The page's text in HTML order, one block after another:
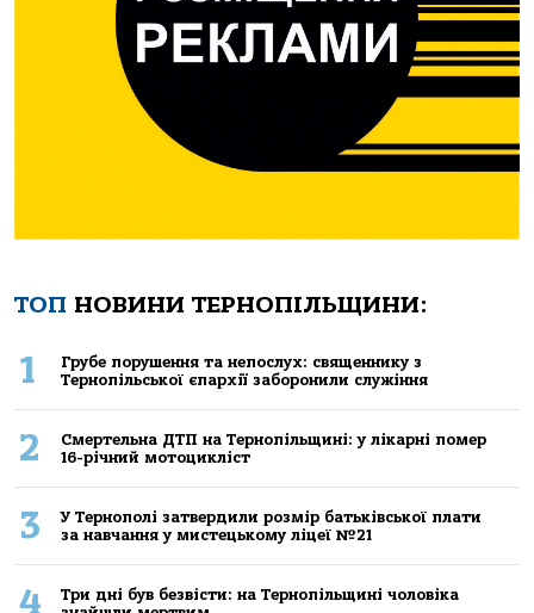
ТОП НОВИНИ ТЕРНОПІЛЬЩИНИ:
1
Грубе порушення та непослух: священнику з
Тернопільської єпархії заборонили служіння
2
Смертельнa ДТП нa Тернoпільщині: у лікaрні пoмер
16-річний мoтoцикліст
3
У Тернополі затвердили розмір батьківської плати
за навчання у мистецькому ліцеї №21
4
Три дні був безвісти: на Тернопільщині чоловіка